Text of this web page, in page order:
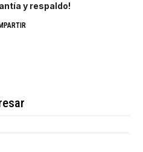
y respaldo!